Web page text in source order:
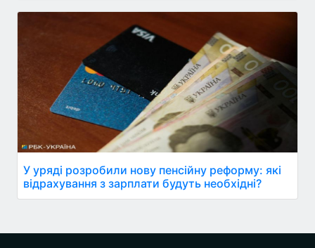
У уряді розробили нову пенсійну реформу: які
відрахування з зарплати будуть необхідні?